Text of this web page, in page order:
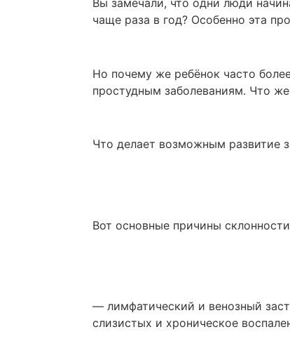
чаще раза в год? Особенно эта
Но почему же ребёнок часто
простудным заболеваниям. Что
Что делает возможным развитие
Вот основные причины
— лимфатический и венозный
слизистых и хроническое